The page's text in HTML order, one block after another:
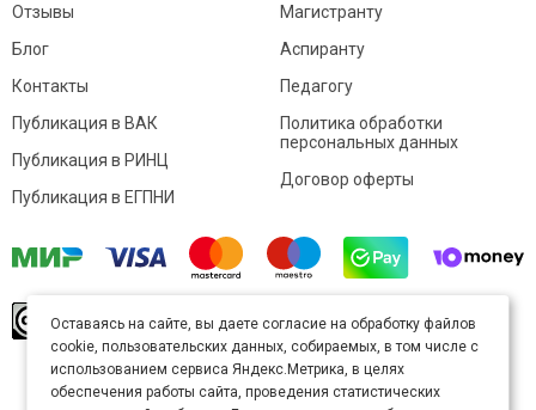
Отзывы
Блог
Контакты
Магистранту
Аспиранту
Педагогу
Публикация в ВАК
Публикация в РИНЦ
Публикация в ЕГПНИ
Политика обработки
персональных данных
Договор оферты
произведение доступно полицензии Creative
Commons «Attribution» («Атрибуция») 4.0
Непортированная.
Карта сайта
Оставаясь на сайте, вы даете согласие на обработку файлов
cookie, пользовательских данных, собираемых, в том числе с
использованием сервиса Яндекс.Метрика, в целях
обеспечения работы сайта, проведения статистических